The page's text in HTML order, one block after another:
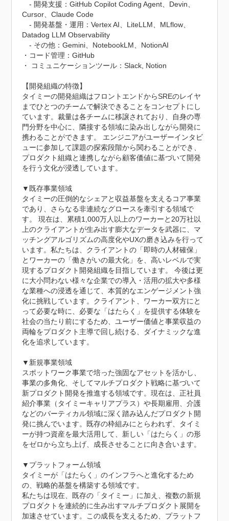
- 開発支援：GitHub Copilot Coding Agent、Devin、
Cursor、Claude Code
- 開発基盤・運用：Vertex AI、LiteLLM、MLflow、
Datadog LLM Observability
- その他：Gemini、NotebookLM、NotionAI
・コード管理：GitHub
・ コミュニケーションツール：Slack, Notion
【開発組織の特徴】
タイミーの開発組織はフロントエンドからSREのレイヤ
までひとつのチームで解決できることをコンセプトにし
ています。裁量は各チームに移譲されており、自身の専
門分野を中心に、隣接する領域に染み出しながら開発に
携わることができます。 エンジニアがユーザーインタビ
ューに参加して課題の探索段階から関わることができ、
プロダクト組織と連携しながら顧客価値に基づいて開発
を行う文化が浸透しています。
▼既存事業領域
タイミーの圧倒的なシェアと収益基盤を支えるコア事業
であり、さらなる非連続なグロースを牽引する領域で
す。 現在は、累積1,000万人以上のワーカーと20万社以
上のクライアントが生み出す膨大なデータを武器に、マ
ッチングアルゴリズムの高度化やUXの磨き込みを行って
います。私たちは、クライアントの「即時の人材確保」
とワーカーの「働きがいの最大化」を、高いレベルで実
現するプロダクト開発組織を目指しています。 今後は更
に大小問わない様々な企業での導入・活用の拡大や多様
な業種への浸透を通じて、本質的なエンゲージメント強
化に挑戦しています。クライアント、ワーカー双方にと
って必要な時に、必要な「はたらく」を提供する体験を
社会の当たり前にするため、ユーザー価値と事業収益の
両輪をプロダクト主導で回し続ける、ダイナミックな進
化を追求しています。
▼新規事業領域
スポットワーク事業で培った強固なアセットを活かし、
事業の多角化、そしてマルチプロダクト戦略に基づいて
新プロダクト開発を推進する領域です。現在は、正社員
紹介事業（タイミーキャリアプラス）や長期雇用、介護
などのバーティカル領域に深く踏み込んだプロダクト開
発に挑んでいます。既存の枠組みにとらわれず、タイミ
ーが持つ資産を最大活用して、新しい「はたらく」の形
をゼロから立ち上げ、成長させることに向き合います。
▼プラットフォーム領域
タイミーが「はたらく」のインフラへと進化するため
の、戦略的基盤を構築する領域です。
私たちは現在、既存の「タイミー」に加え、複数の新規
プロダクトを連続的に生み出すマルチプロダクト展開を
加速させています。この成長を支えるため、プラットフ